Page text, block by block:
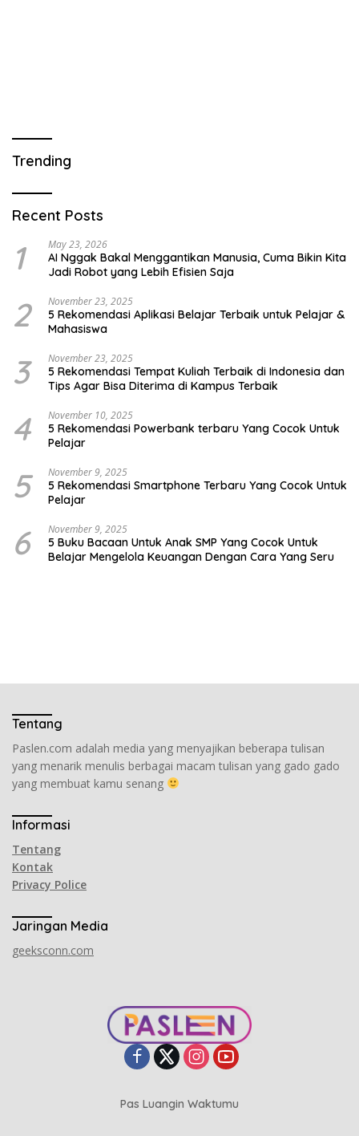
Trending
Recent Posts
1 May 23, 2026
AI Nggak Bakal Menggantikan Manusia, Cuma Bikin Kita
Jadi Robot yang Lebih Efisien Saja
2 November 23, 2025
5 Rekomendasi Aplikasi Belajar Terbaik untuk Pelajar &
Mahasiswa
3 November 23, 2025
5 Rekomendasi Tempat Kuliah Terbaik di Indonesia dan
Tips Agar Bisa Diterima di Kampus Terbaik
4 November 10, 2025
5 Rekomendasi Powerbank terbaru Yang Cocok Untuk
Pelajar
5 November 9, 2025
5 Rekomendasi Smartphone Terbaru Yang Cocok Untuk
Pelajar
6 November 9, 2025
5 Buku Bacaan Untuk Anak SMP Yang Cocok Untuk
Belajar Mengelola Keuangan Dengan Cara Yang Seru
Tentang
Paslen.com adalah media yang menyajikan beberapa tulisan
yang menarik menulis berbagai macam tulisan yang gado gado
yang membuat kamu senang
Informasi
Tentang
Kontak
Privacy Police
Jaringan Media
geeksconn.com
Pas Luangin Waktumu